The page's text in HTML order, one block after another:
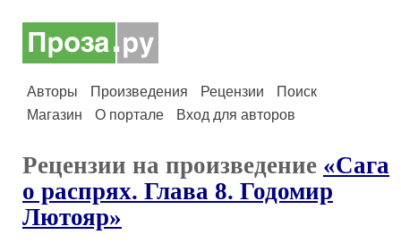
Авторы Произведения Рецензии
Поиск
Магазин
О портале Вход для авторов
Рецензии на произведение «Сага
о распрях. Глава 8. Годомир
Лютояр»